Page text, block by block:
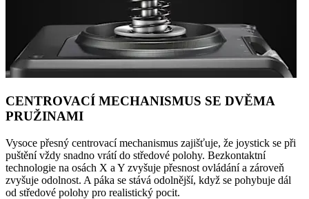
CENTROVACÍ MECHANISMUS SE DVĚMA
PRUŽINAMI
Vysoce přesný centrovací mechanismus zajišťuje, že joystick se při
puštění vždy snadno vrátí do středové polohy. Bezkontaktní
technologie na osách X a Y zvyšuje přesnost ovládání a zároveň
zvyšuje odolnost. A páka se stává odolnější, když se pohybuje dál
od středové polohy pro realistický pocit.